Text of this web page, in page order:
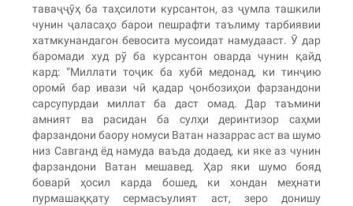
таваҷҷӯҳ ба таҳсилоти курсантон, аз ҷумла ташкили
чунин ҷаласаҳо барои пешрафти таълиму тарбиявии
хатмкунандагон бевосита мусоидат намудааст. Ӯ дар
баромади худ рӯ ба курсантон оварда чунин қайд
кард: “Миллати тоҷик ба хубӣ медонад, ки тинҷию
оромӣ бар ивази чӣ қадар ҷонбозиҳои фарзандони
сарсупурдаи миллат ба даст омад. Дар таъмини
амният ва расидан ба сулҳи деринтизор саҳми
фарзандони баору номуси Ватан назаррас аст ва шумо
низ Савганд ёд намуда ваъда додаед, ки яке аз чунин
фарзандони Ватан мешавед. Ҳар яки шумо бояд
боварӣ ҳосил карда бошед, ки хондан меҳнати
пурмашаққату сермасъулият аст, зеро донишу